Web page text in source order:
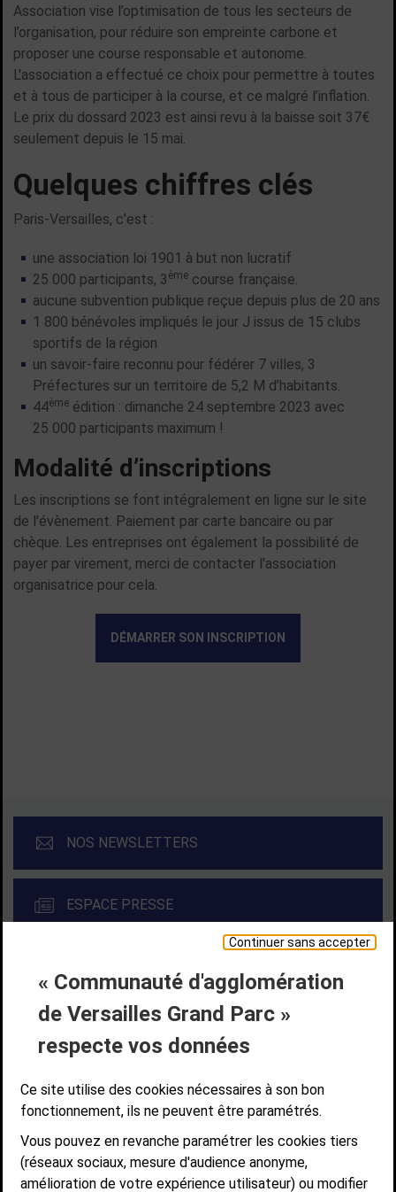
Continuer sans accepter
« Communauté d'agglomération
de Versailles Grand Parc »
respecte vos données
Ce site utilise des cookies nécessaires à son bon
fonctionnement, ils ne peuvent être paramétrés.
Vous pouvez en revanche paramétrer les cookies tiers
(réseaux sociaux, mesure d'audience anonyme,
amélioration de votre expérience utilisateur) ou modifier
Association vise l’optimisation de tous les secteurs de
l’organisation, pour réduire son empreinte carbone et
proposer une course responsable et autonome.
L'association a effectué ce choix pour permettre à toutes
et à tous de participer à la course, et ce malgré l’inflation.
Le prix du dossard 2023 est ainsi revu à la baisse soit 37€
seulement depuis le 15 mai.
Quelques chiffres clés
Paris-Versailles, c’est :
une association loi 1901 à but non lucratif
25 000 participants, 3 ème course française.
aucune subvention publique reçue depuis plus de 20 ans
1 800 bénévoles impliqués le jour J issus de 15 clubs
sportifs de la région
un savoir-faire reconnu pour fédérer 7 villes, 3
Préfectures sur un territoire de 5,2 M d’habitants.
44ème édition : dimanche 24 septembre 2023 avec
25 000 participants maximum !
Modalité d’inscriptions
Les inscriptions se font intégralement en ligne sur le site
de l'évènement. Paiement par carte bancaire ou par
chèque. Les entreprises ont également la possibilité de
payer par virement, merci de contacter l'association
organisatrice pour cela.
DÉMARRER SON INSCRIPTION
NOS NEWSLETTERS
ESPACE PRESSE
Liens bas de page
CONTACT MENTIONS LÉGALES
PLAN DE SITE
ACCESSIBILITÉ NUMÉRIQUE
GESTION DES COOKIES
Suivez-nous
SUIVEZ-NOUS SUR
Communauté d'agglomération de Versailles
Grand Parc